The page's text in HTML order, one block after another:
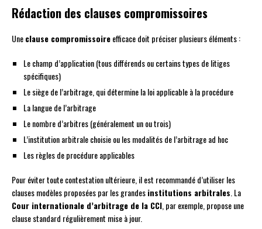
Rédaction des clauses compromissoires
Uneclause compromissoireefficace doit préciser plusieurs éléments :
Le champ d’application (tous différends ou certains types de litiges
spécifiques)
Le siège de l’arbitrage, qui détermine la loi applicable à la procédure
La langue de l’arbitrage
Le nombre d’arbitres (généralement un ou trois)
L’institution arbitrale choisie ou les modalités de l’arbitrage ad hoc
Les règles de procédure applicables
Pour éviter toute contestation ultérieure, il est recommandé d’utiliser les
clauses modèles proposées par les grandesinstitutions arbitrales . La
Cour internationale d’arbitrage de la CCI , par exemple, propose une
clause standard régulièrement mise à jour.